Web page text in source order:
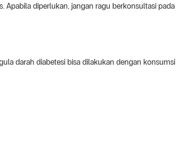
Apabila diperlukan, jangan ragu berkonsultasi pada
darah diabetesi bisa dilakukan dengan konsumsi